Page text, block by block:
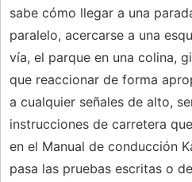
sabe cómo llegar a una
paralelo, acercarse a una
vía, el parque en una colina,
que reaccionar de forma
a cualquier señales de alto,
instrucciones de carretera
en el Manual de conducción
pasa las pruebas escritas o